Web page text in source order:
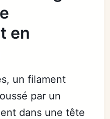
en
un filament
par un
dans une tête